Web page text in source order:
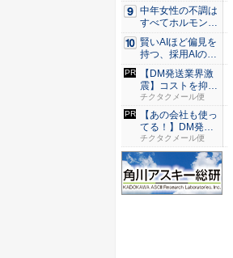
中年女性の不調は
すべてホルモンの
せい？ ...
賢いAIほど偏見を
持つ、採用AIの落
とし...
【DM発送業界激
震】コストを抑え
た配達な...
チクタクメール便
【あの会社も使っ
てる！】DM発送
なら絶対...
チクタクメール便